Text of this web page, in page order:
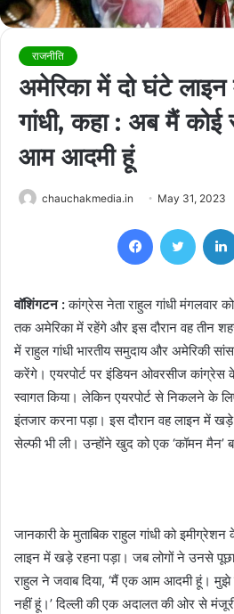
राजनीति
अमेरिका में दो घंटे
गांधी, कहा : अब मैं कोई
आम आदमी हूं
chauchakmedia.in May 31, 2023
FacebookTwitter
वॉशिंगटन :कांग्रेस नेता राहुल गांधी मंगलवार
तक अमेरिका में रहेंगे और इस दौरान वह तीन
में राहुल गांधी भारतीय समुदाय और अमेरिकी
करेंगे। एयरपोर्ट पर इंडियन ओवरसीज कांग्रेस
स्वागत किया। लेकिन एयरपोर्ट से निकलने के
इंतजार करना पड़ा। इस दौरान वह लाइन में
सेल्फी भी ली। उन्होंने खुद को एक ‘कॉमन मैन’
जानकारी के मुताबिक राहुल गांधी को इमीग्रेशन
लाइन में खड़े रहना पड़ा। जब लोगों ने उनसे
राहुल ने जवाब दिया, ‘मैं एक आम आदमी हूं।
नहीं हूं।’ दिल्ली की एक अदालत की ओर से